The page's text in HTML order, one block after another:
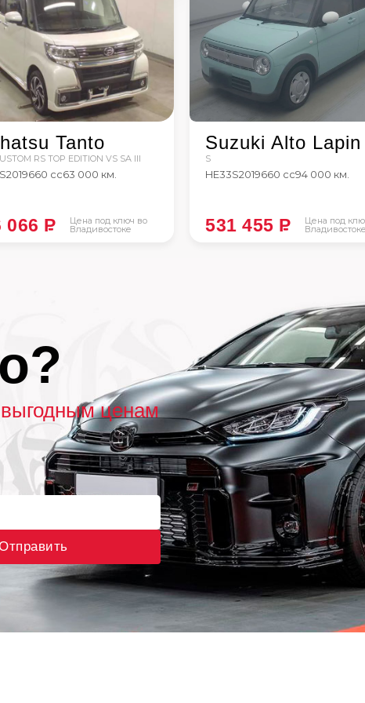
Tanto
RS TOP EDITION VS SA III
2019660 сс63 000 км.
Цена под ключ во
Владивостоке
066 P
Suzuki Alto Lapin
S
HE33S2019660 сс94 000 км.
Цена под
Владивостоке
531 455 P
ценам